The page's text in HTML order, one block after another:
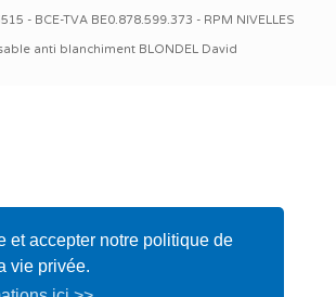
et accepter notre politique de
vie privée.
- BCE-TVA BE0.878.599.373 - RPM NIVELLES
anti blanchiment BLONDEL David